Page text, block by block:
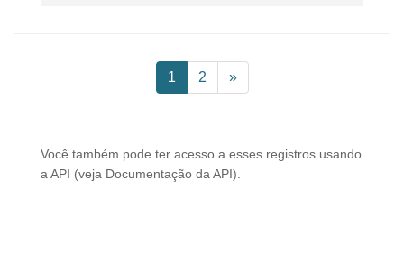
1 2 »
Você também pode ter acesso a esses registros usando
a API (veja Documentação da API ).